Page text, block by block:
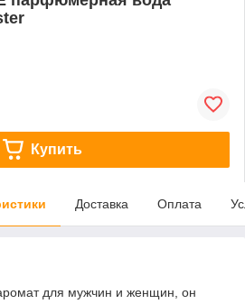
Купить
Доставка Оплата
для мужчин и женщин, он